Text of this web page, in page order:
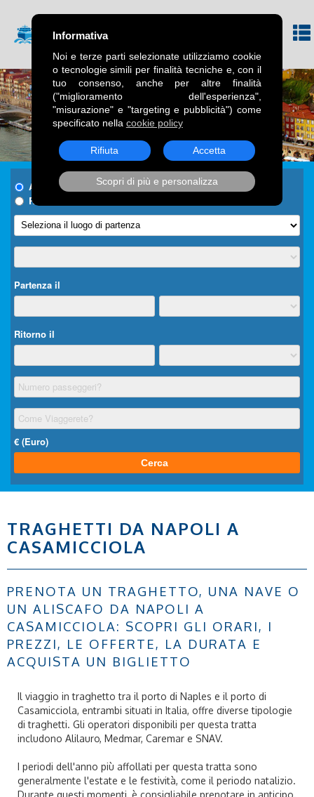
TRAGHETTI DA NAPOLI A
CASAMICCIOLA
PRENOTA UN TRAGHETTO, UNA NAVE O
UN ALISCAFO DA NAPOLI A
CASAMICCIOLA: SCOPRI GLI ORARI, I
PREZZI, LE OFFERTE, LA DURATA E
ACQUISTA UN BIGLIETTO
Il viaggio in traghetto tra il porto di Naples e il porto di
Casamicciola, entrambi situati in Italia, offre diverse tipologie
di traghetti. Gli operatori disponibili per questa tratta
includono Alilauro, Medmar, Caremar e SNAV.
I periodi dell'anno più affollati per questa tratta sono
generalmente l'estate e le festività, come il periodo natalizio.
Durante questi momenti, è consigliabile prenotare in anticipo.
Informativa
Noi e terze parti selezionate utilizziamo cookie
o tecnologie simili per finalità tecniche e, con il
tuo consenso, anche per altre finalità
("miglioramento dell'esperienza",
"misurazione" e "targeting e pubblicità") come
specificato nella cookie policy
Rifiuta Accetta
Scopri di più e personalizza